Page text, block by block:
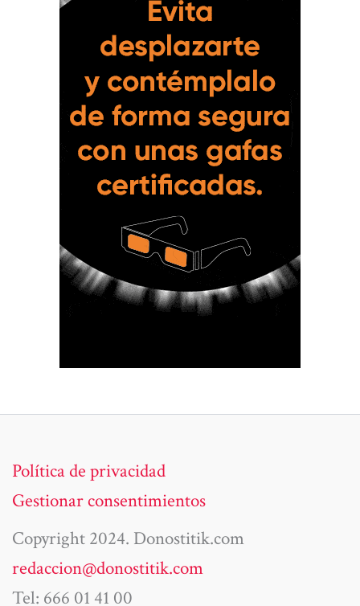
Política de privacidad
Gestionar consentimientos
Copyright 2024. Donostitik.com
redaccion@donostitik.com
Tel: 666 01 41 00